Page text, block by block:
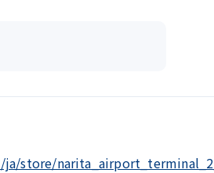
store/narita_airport_terminal_2_